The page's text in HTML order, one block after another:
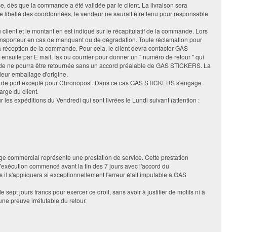
dès que la commande a été validée par le client. La livraison sera
des coordonnées, le vendeur ne saurait être tenu pour responsable
et le montant en est indiqué sur le récapitulatif de la commande. Lors
en cas de manquant ou de dégradation. Toute réclamation pour
de la commande. Pour cela, le client devra contacter GAS
par E mail, fax ou courrier pour donner un " numéro de retour " qui
pourra être retournée sans un accord préalable de GAS STICKERS. La
emballage d'origine.
port excepté pour Chronopost. Dans ce cas GAS STICKERS s'engage
du client.
expéditions du Vendredi qui sont livrées le Lundi suivant (attention :
commercial représente une prestation de service. Cette prestation
commencé avant la fin des 7 jours avec l'accord du
s'appliquera si exceptionnellement l'erreur était imputable à GAS
jours francs pour exercer ce droit, sans avoir à justifier de motifs ni à
preuve irréfutable du retour.